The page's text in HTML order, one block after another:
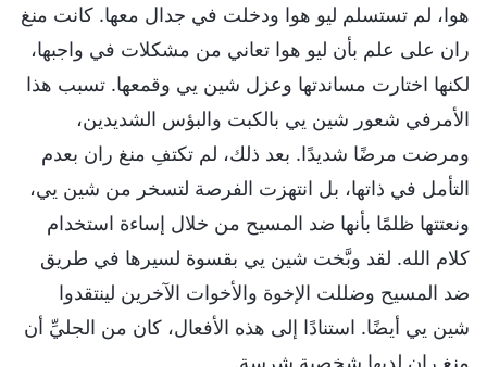
هوا، لم تستسلم ليو هوا ودخلت في جدال معها. كانت منغ
ران على علم بأن ليو هوا تعاني من مشكلات في واجبها،
لكنها اختارت مساندتها وعزل شين يي وقمعها. تسبب هذا
الأمرفي شعور شين يي بالكبت والبؤس الشديدين،
ومرضت مرضًا شديدًا. بعد ذلك، لم تكتفِ منغ ران بعدم
التأمل في ذاتها، بل انتهزت الفرصة لتسخر من شين يي،
ونعتتها ظلمًا بأنها ضد المسيح من خلال إساءة استخدام
كلام الله. لقد وبَّخت شين يي بقسوة لسيرها في طريق
ضد المسيح وضللت الإخوة والأخوات الآخرين لينتقدوا
شين يي أيضًا. استنادًا إلى هذه الأفعال، كان من الجليِّ أن
منغ ران لديها شخصية شرسة.